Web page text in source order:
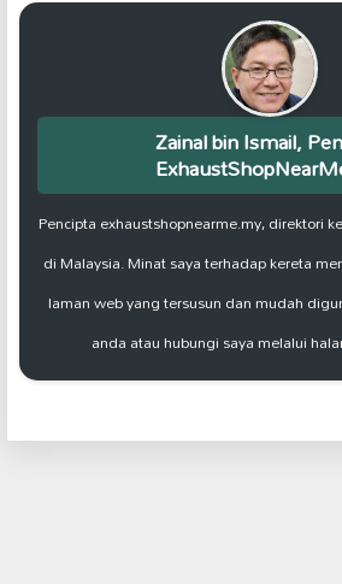
Zainal bin Ismail,
Pencipta exhaustshopnearme.my, direktori
di Malaysia. Minat saya terhadap kereta
laman web yang tersusun dan mudah
anda atau hubungi saya melalui